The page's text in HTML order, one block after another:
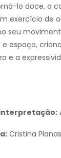
lo doce, a
exercício de
seu
espaço,
e a
Cristina